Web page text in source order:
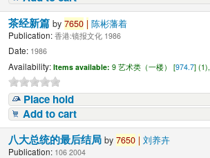
茶经新篇by7650 | 陈彬藩着
Publication: 香港:镜报文化 1986
Date: 1986
Availability: Items available: 9 艺术类（一楼） [974.7] (1),
Place hold
Add to cart
八大总统的最后结局by7650 | 刘养卉
Publication: 106 2004